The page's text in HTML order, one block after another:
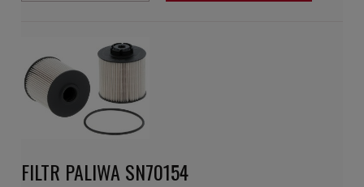
FILTR PALIWA SN70154